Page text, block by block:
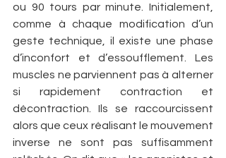
ou 90 tours par minute. Initialement,
comme à chaque modification d’un
geste technique, il existe une phase
d’inconfort et d’essoufflement. Les
muscles ne parviennent pas à alterner
si rapidement contraction et
décontraction. Ils se raccourcissent
alors que ceux réalisant le mouvement
inverse ne sont pas suffisamment